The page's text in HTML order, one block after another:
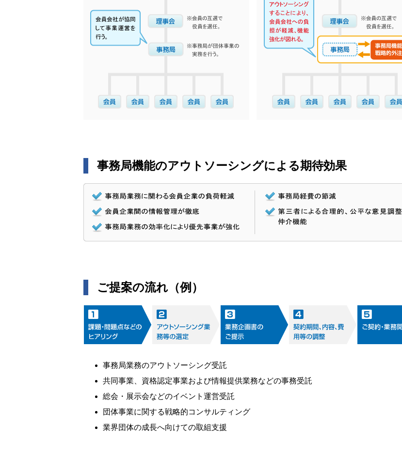
事務局機能のアウトソーシングによる期待効果
ご提案の流れ（例）
事務局業務のアウトソーシング受託
共同事業、資格認定事業および情報提供業務などの事務受託
総会・展示会などのイベント運営受託
団体事業に関する戦略的コンサルティング
業界団体の成長へ向けての取組支援